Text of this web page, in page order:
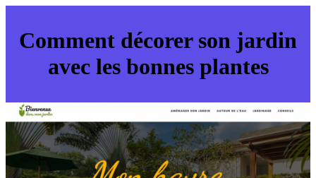
Comment décorer son jardin
avec les bonnes plantes